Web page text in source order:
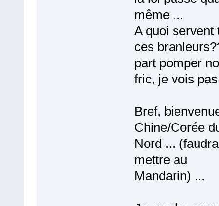
même ...
A quoi servent
ces
part pomper
fric, je vois
Bref,
Chine/Corée
Nord ...
mettre au
Mandarin) ...